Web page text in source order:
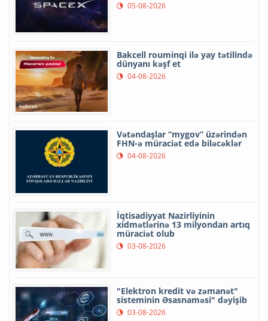
05-08-2026
Bakcell rouminqi ilə yay tətilində
dünyanı kəşf et
04-08-2026
Vətəndaşlar “mygov” üzərindən
FHN-ə müraciət edə biləcəklər
04-08-2026
İqtisadiyyat Nazirliyinin
xidmətlərinə 13 milyondan artıq
müraciət olub
03-08-2026
"Elektron kredit və zəmanət"
sisteminin Əsasnaməsi" dəyişib
03-08-2026